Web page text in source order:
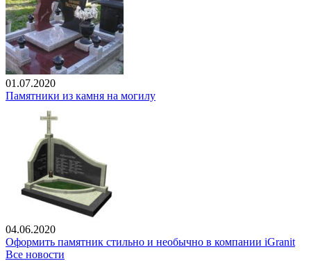
01.07.2020
Памятники из камня на могилу
04.06.2020
Оформить памятник стильно и необычно в компании iGranit
Все новости